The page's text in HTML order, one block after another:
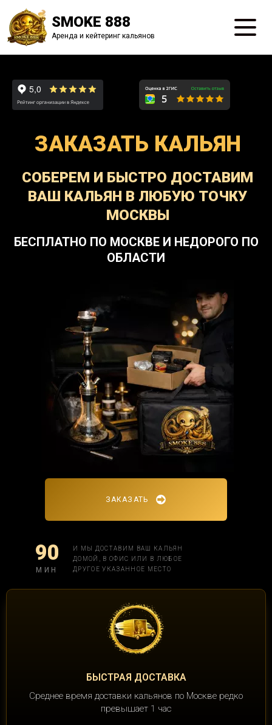
SMOKE 888
Аренда и кейтеринг кальянов
ЗАКАЗАТЬ КАЛЬЯН
СОБЕРЕМ И БЫСТРО ДОСТАВИМ
ВАШ КАЛЬЯН В ЛЮБУЮ ТОЧКУ
МОСКВЫ
БЕСПЛАТНО ПО МОСКВЕ И НЕДОРОГО ПО
ОБЛАСТИ
ЗАКАЗАТЬ
90
МИН
И МЫ ДОСТАВИМ ВАШ КАЛЬЯН
ДОМОЙ, В ОФИС ИЛИ В ЛЮБОЕ
ДРУГОЕ УКАЗАННОЕ МЕСТО
БЫСТРАЯ ДОСТАВКА
Среднее время доставки кальянов по Москве редко
превышает 1 час